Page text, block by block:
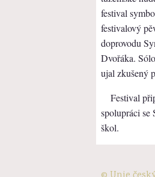
festival
festivalový
doprovodu
Dvořáka.
ujal zkušený
Festival
spolupráci se
škol.